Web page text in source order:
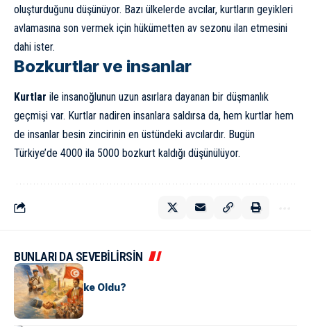
oluşturduğunu düşünüyor. Bazı ülkelerde avcılar, kurtların geyikleri
avlamasına son vermek için hükümetten av sezonu ilan etmesini
dahi ister.
Bozkurtlar ve insanlar
Kurtlar ile insanoğlunun uzun asırlara dayanan bir düşmanlık
geçmişi var. Kurtlar nadiren insanlara saldırsa da, hem kurtlar hem
de insanlar besin zincirinin en üstündeki avcılardır. Bugün
Türkiye’de 4000 ila 5000 bozkurt kaldığı düşünülüyor.
BUNLARI DA SEVEBİLİRSİN
KÜLTÜR
Tunus Nasıl Ülke Oldu?